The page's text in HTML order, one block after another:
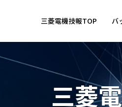
三菱電機技報TOP バ
三菱